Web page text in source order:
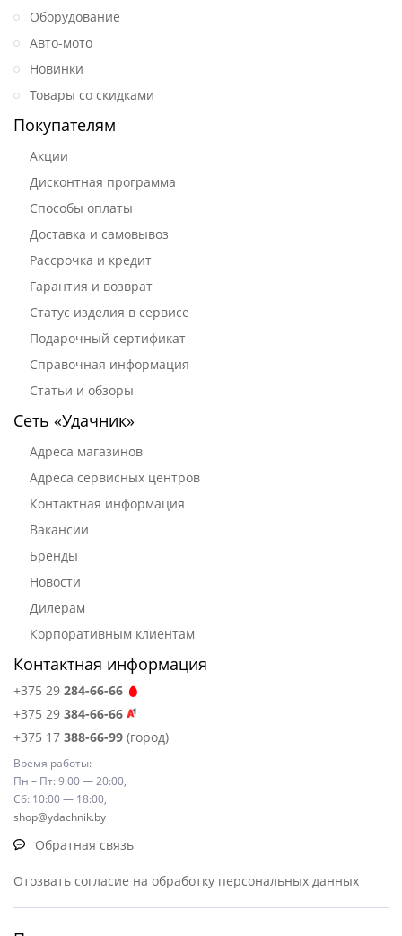
Оборудование
Авто-мото
Новинки
Товары со скидками
Покупателям
Акции
Дисконтная программа
Способы оплаты
Доставка и самовывоз
Рассрочка и кредит
Гарантия и возврат
Статус изделия в сервисе
Подарочный сертификат
Справочная информация
Статьи и обзоры
Сеть «Удачник»
Адреса магазинов
Адреса сервисных центров
Контактная информация
Вакансии
Бренды
Новости
Дилерам
Корпоративным клиентам
Контактная информация
+375 29 284-66-66
+375 29 384-66-66
+375 17 388-66-99 (город)
Время работы:
Пн – Пт: 9:00 — 20:00,
Сб: 10:00 — 18:00,
shop@ydachnik.by
Обратная связь
Отозвать согласие на обработку персональных данных